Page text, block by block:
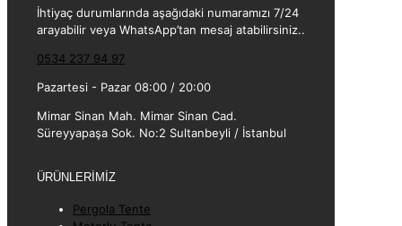
İhtiyaç durumlarında aşağıdaki numaramızı 7/24
arayabilir veya WhatsApp’tan mesaj atabilirsiniz..
0534 237 94 97
Pazartesi - Pazar 08:00 / 20:00
Mimar Sinan Mah. Mimar Sinan Cad.
Süreyyapaşa Sok. No:2 Sultanbeyli / İstanbul
ÜRÜNLERİMİZ
Pergola Tente